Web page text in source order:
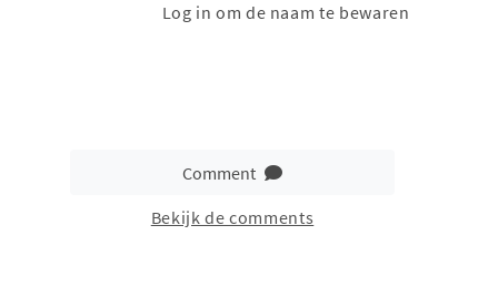
Log in om de naam te bewaren
Comment
Bekijk de comments